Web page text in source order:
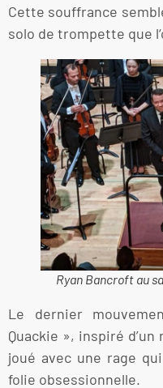
Cette souffrance
solo de trompette que
Ryan Bancroft au
Le dernier
Quackie », inspiré
joué avec une rage
folie obsessionnelle.